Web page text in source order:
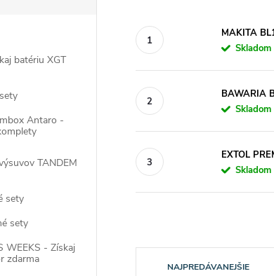
batériu XGT
Antaro -
TANDEM
sety
sety
WEEKS - Získaj
zdarma
MAKITA
Skladom
BAWARIA
Skladom
EXTOL
Skladom
NAJPREDÁVANEJŠIE